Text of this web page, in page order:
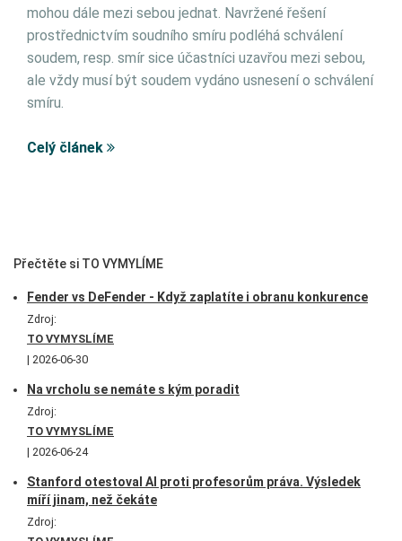
mohou dále mezi sebou jednat. Navržené řešení
prostřednictvím soudního smíru podléhá schválení
soudem, resp. smír sice účastníci uzavřou mezi sebou,
ale vždy musí být soudem vydáno usnesení o schválení
smíru.
Celý článek
Přečtěte si TO VYMYLÍME
Fender vs DeFender - Když zaplatíte i obranu konkurence
Zdroj:
TO VYMYSLÍME
2026-06-30
Na vrcholu se nemáte s kým poradit
Zdroj:
TO VYMYSLÍME
2026-06-24
Stanford otestoval AI proti profesorům práva. Výsledek
míří jinam, než čekáte
Zdroj: